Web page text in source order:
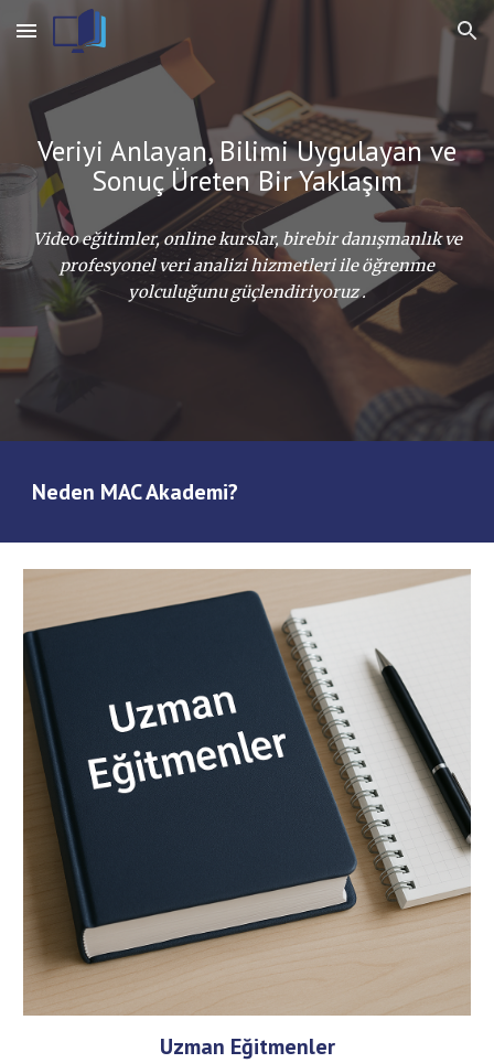
Skip to main content Skip to navigation
Veriyi Anlayan, Bilimi Uygulayan ve
Sonuç Üreten Bir Yaklaşım
Video eğitimler, online kurslar, birebir danışmanlık ve
profesyonel veri analizi hizmetleri ile öğrenme
yolculuğunu güçlendiriyoruz .
Neden MAC Akademi?
Uzman Eğitmenler